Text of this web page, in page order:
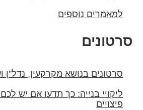
למאמרים נוספים
סרטונים בנושא מקרקעין, נדל"ן ועוד
ליקויי בנייה: כך תדעו אם יש לכם
פיצויים